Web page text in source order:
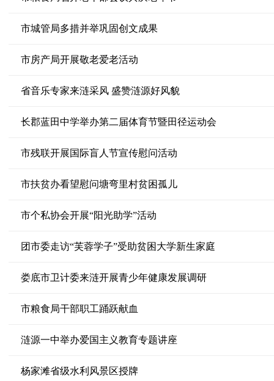
市城管局多措并举巩固创文成果
市房产局开展敬老爱老活动
省音乐专家来涟采风 盛赞涟源好风貌
长郡蓝田中学举办第二届体育节暨田径运动会
市残联开展国际盲人节宣传慰问活动
市扶贫办看望慰问塘弯里村贫困孤儿
市个私协会开展“阳光助学”活动
团市委走访“芙蓉学子”受助贫困大学新生家庭
娄底市卫计委来涟开展青少年健康发展调研
市粮食局干部职工踊跃献血
涟源一中举办爱国主义教育专题讲座
杨家滩省级水利风景区授牌